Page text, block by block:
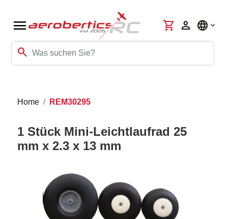
menu
search
shopping_cart person language
Home REM30295
1 Stück Mini-Leichtlaufrad 25
mm x 2.3 x 13 mm